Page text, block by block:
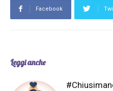
Facebook
Leggi anche